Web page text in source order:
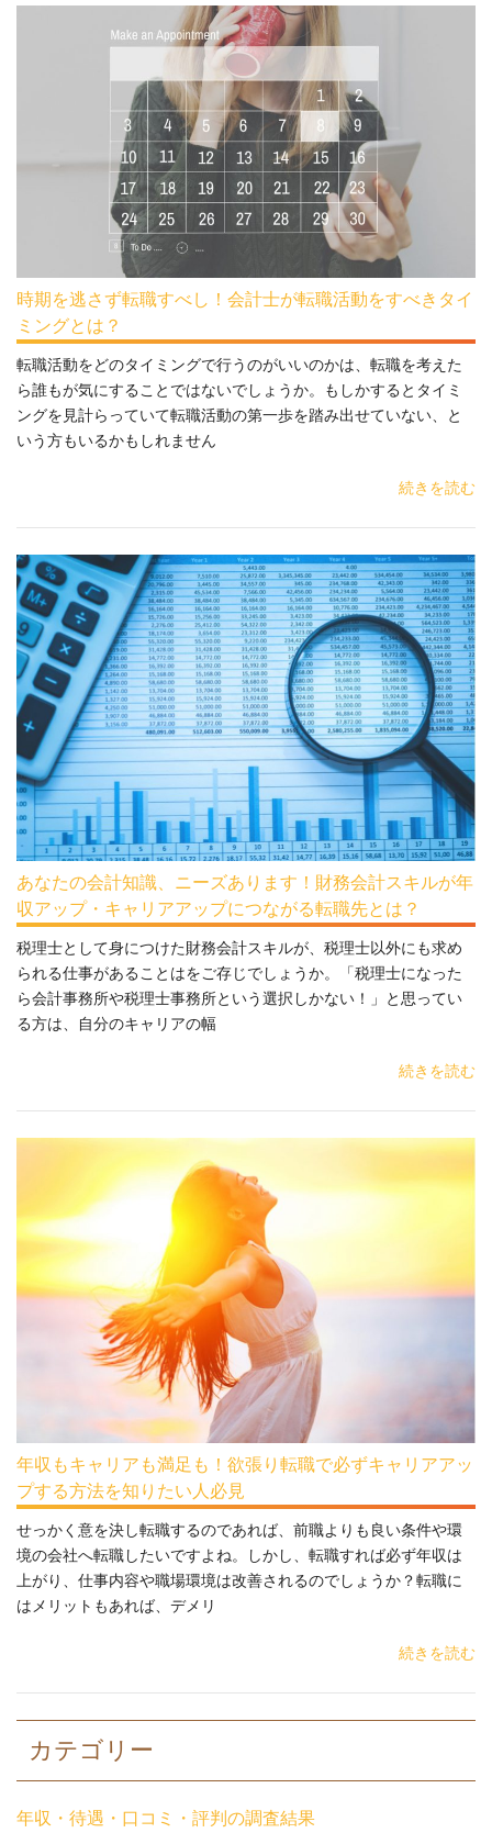
時期を逃さず転職すべし！会計士が転職活動をすべきタイ
ミングとは？
転職活動をどのタイミングで行うのがいいのかは、転職を考えた
ら誰もが気にすることではないでしょうか。もしかするとタイミ
ングを見計らっていて転職活動の第一歩を踏み出せていない、と
いう方もいるかもしれません
続きを読む
あなたの会計知識、ニーズあります！財務会計スキルが年
収アップ・キャリアアップにつながる転職先とは？
税理士として身につけた財務会計スキルが、税理士以外にも求め
られる仕事があることはをご存じでしょうか。「税理士になった
ら会計事務所や税理士事務所という選択しかない！」と思ってい
る方は、自分のキャリアの幅
続きを読む
年収もキャリアも満足も！欲張り転職で必ずキャリアアッ
プする方法を知りたい人必見
せっかく意を決し転職するのであれば、前職よりも良い条件や環
境の会社へ転職したいですよね。しかし、転職すれば必ず年収は
上がり、仕事内容や職場環境は改善されるのでしょうか？転職に
はメリットもあれば、デメリ
続きを読む
カテゴリー
年収・待遇・口コミ・評判の調査結果